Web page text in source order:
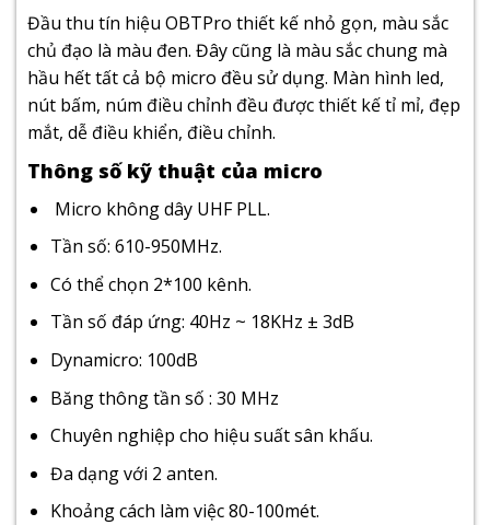
Đầu thu tín hiệu OBTPro thiết kế nhỏ gọn, màu sắc
chủ đạo là màu đen. Đây cũng là màu sắc chung mà
hầu hết tất cả bộ micro đều sử dụng. Màn hình led,
nút bấm, núm điều chỉnh đều được thiết kế tỉ mỉ, đẹp
mắt, dễ điều khiển, điều chỉnh.
Thông số kỹ thuật của micro
Micro không dây UHF PLL.
Tần số: 610-950MHz.
Có thể chọn 2*100 kênh.
Tần số đáp ứng: 40Hz ~ 18KHz ± 3dB
Dynamicro: 100dB
Băng thông tần số : 30 MHz
Chuyên nghiệp cho hiệu suất sân khấu.
Đa dạng với 2 anten.
Khoảng cách làm việc 80-100mét.